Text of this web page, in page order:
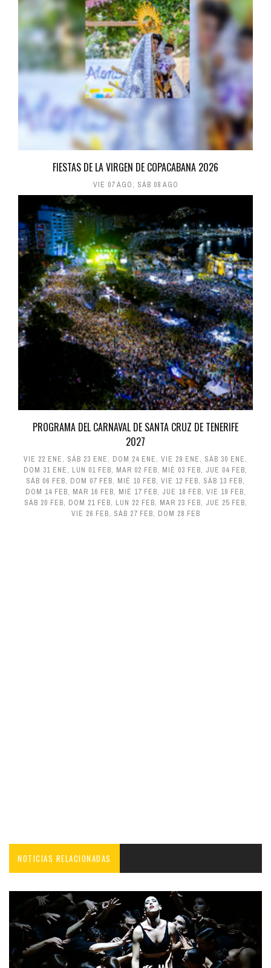
FIESTAS DE LA VIRGEN DE COPACABANA 2026
VIE 07 AGO, SÁB 08 AGO
PROGRAMA DEL CARNAVAL DE SANTA CRUZ DE TENERIFE
2027
VIE 22 ENE, SÁB 23 ENE, DOM 24 ENE, VIE 29 ENE, SÁB 30 ENE,
DOM 31 ENE, LUN 01 FEB, MAR 02 FEB, MIÉ 03 FEB, JUE 04 FEB,
SÁB 06 FEB, DOM 07 FEB, MIÉ 10 FEB, VIE 12 FEB, SÁB 13 FEB,
DOM 14 FEB, MAR 16 FEB, MIÉ 17 FEB, JUE 18 FEB, VIE 19 FEB,
SÁB 20 FEB, DOM 21 FEB, LUN 22 FEB, MAR 23 FEB, JUE 25 FEB,
VIE 26 FEB, SÁB 27 FEB, DOM 28 FEB
NOTICIAS RELACIONADAS